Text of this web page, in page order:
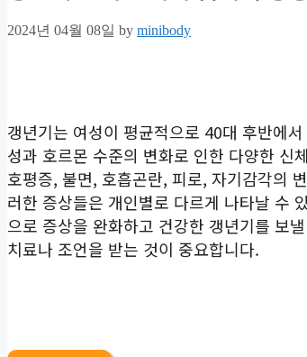
2024년 04월 08일 by minibody
갱년기는 여성이 평균적으로 40대 후반에
성과 호르몬 수준의 변화로 인한 다양한 신
호평증, 불면, 호흡곤란, 피로, 자기감각의
러한 증상들은 개인별로 다르게 나타날 수
으로 증상을 완화하고 건강한 갱년기를 보
치료나 조언을 받는 것이 중요합니다.